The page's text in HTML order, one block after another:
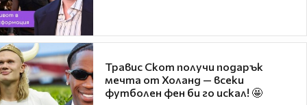
Травис Скот получи подарък
мечта от Холанд — всеки
футболен фен би го искал! 🤩